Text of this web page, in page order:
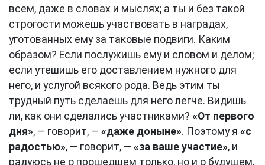
всем, даже в словах и мыслях; а ты и без такой
строгости можешь участвовать в наградах,
уготованных ему за таковые подвиги. Каким
образом? Если послужишь ему и словом и делом;
если утешишь его доставлением нужного для
него, и услугой всякого рода. Ведь этим ты
трудный путь сделаешь для него легче. Видишь
ли, как они сделались участниками? «От первого
дня», — говорит, — «даже доныне». Поэтому я «с
радостью», — говорит, — «за ваше участие», и
радуюсь не о прошедшем только, но и о будущем,